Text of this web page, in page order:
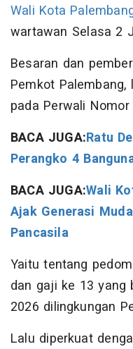
Wali Kota
wartawan Selasa 2
Besaran dan
Pemkot
pada Perwali
BACA JUGA:Ratu
Perangko 4
BACA JUGA:Wali
Ajak Generasi
Pancasila
Yaitu tentang
dan gaji ke 13 yang
2026 dilingkungan
Lalu diperkuat